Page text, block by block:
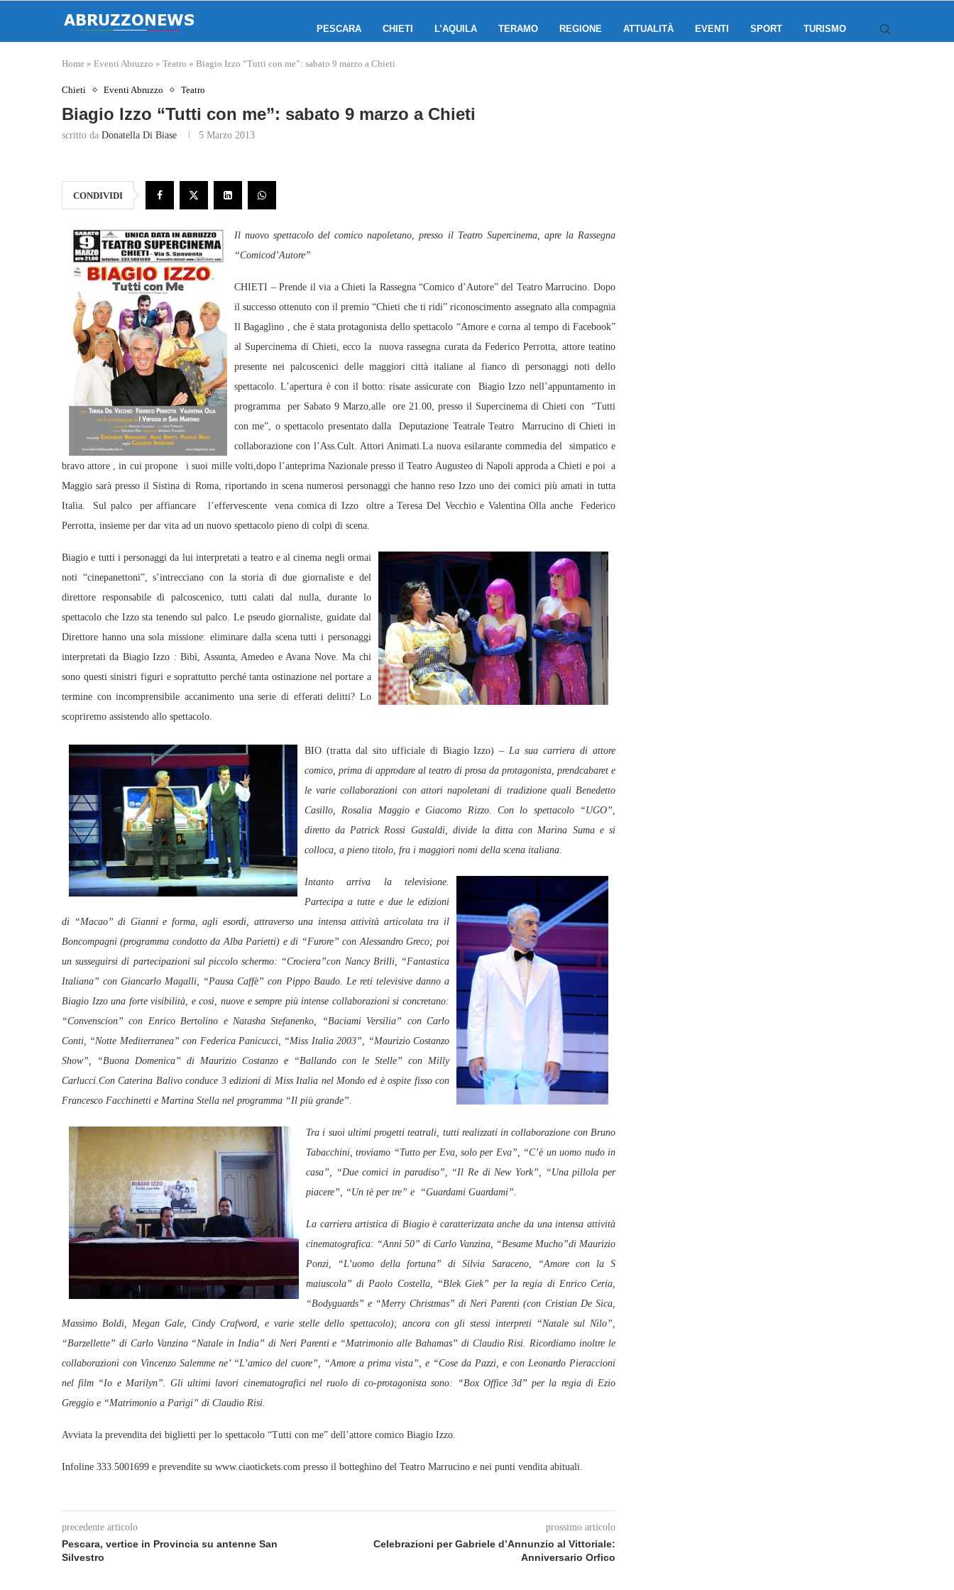
PESCARA CHIETI L’AQUILA TERAMO REGIONE ATTUALITÀ EVENTI SPORT TURISMO
Home » Eventi Abruzzo » Teatro » Biagio Izzo “Tutti con me”: sabato 9 marzo a Chieti
Chieti Eventi Abruzzo Teatro
Biagio Izzo “Tutti con me”: sabato 9 marzo a Chieti
scritto da Donatella Di Biase 5 Marzo 2013
CONDIVIDI
Il nuovo spettacolo del comico napoletano, presso il Teatro Supercinema, apre la Rassegna
“Comicod’Autore”
CHIETI – Prende il via a Chieti la Rassegna “Comico d’Autore” del Teatro Marrucino. Dopo
il successo ottenuto con il premio “Chieti che ti ridi” riconoscimento assegnato alla compagnia
Il Bagaglino , che è stata protagonista dello spettacolo “Amore e corna al tempo di Facebook”
al Supercinema di Chieti, ecco la nuova rassegna curata da Federico Perrotta, attore teatino
presente nei palcoscenici delle maggiori città italiane al fianco di personaggi noti dello
spettacolo. L’apertura è con il botto: risate assicurate con Biagio Izzo nell’appuntamento in
programma per Sabato 9 Marzo,alle ore 21.00, presso il Supercinema di Chieti con “Tutti
con me”, o spettacolo presentato dalla Deputazione Teatrale Teatro Marrucino di Chieti in
collaborazione con l’Ass.Cult. Attori Animati.La nuova esilarante commedia del simpatico e
bravo attore , in cui propone i suoi mille volti,dopo l’anteprima Nazionale presso il Teatro Augusteo di Napoli approda a Chieti e poi a
Maggio sarà presso il Sistina di Roma, riportando in scena numerosi personaggi che hanno reso Izzo uno dei comici più amati in tutta
Italia. Sul palco per affiancare l’effervescente vena comica di Izzo oltre a Teresa Del Vecchio e Valentina Olla anche Federico
Perrotta, insieme per dar vita ad un nuovo spettacolo pieno di colpi di scena.
Biagio e tutti i personaggi da lui interpretati a teatro e al cinema negli ormai
noti “cinepanettoni”, s’intrecciano con la storia di due giornaliste e del
direttore responsabile di palcoscenico, tutti calati dal nulla, durante lo
spettacolo che Izzo sta tenendo sul palco. Le pseudo giornaliste, guidate dal
Direttore hanno una sola missione: eliminare dalla scena tutti i personaggi
interpretati da Biagio Izzo : Bibì, Assunta, Amedeo e Avana Nove. Ma chi
sono questi sinistri figuri e soprattutto perché tanta ostinazione nel portare a
termine con incomprensibile accanimento una serie di efferati delitti? Lo
scopriremo assistendo allo spettacolo.
BIO (tratta dal sito ufficiale di Biagio Izzo) – La sua carriera di attore
comico, prima di approdare al teatro di prosa da protagonista, prendcabaret e
le varie collaborazioni con attori napoletani di tradizione quali Benedetto
Casillo, Rosalia Maggio e Giacomo Rizzo. Con lo spettacolo “UGO”,
diretto da Patrick Rossi Gastaldi, divide la ditta con Marina Suma e si
colloca, a pieno titolo, fra i maggiori nomi della scena italiana.
Intanto arriva la televisione.
Partecipa a tutte e due le edizioni
di “Macao” di Giannie forma, agli esordi, attraverso una intensa attività articolata tra il
Boncompagni (programma condotto da Alba Parietti) e di “Furore” con Alessandro Greco; poi
un susseguirsi di partecipazioni sul piccolo schermo: “Crociera”con Nancy Brilli, “Fantastica
Italiana” con Giancarlo Magalli, “Pausa Caffè” con Pippo Baudo. Le reti televisive danno a
Biagio Izzo una forte visibilità, e così, nuove e sempre più intense collaborazioni si concretano:
“Convenscion” con Enrico Bertolino e Natasha Stefanenko, “Baciami Versilia” con Carlo
Conti, “Notte Mediterranea” con Federica Panicucci, “Miss Italia 2003”, “Maurizio Costanzo
Show”, “Buona Domenica” di Maurizio Costanzo e “Ballando con le Stelle” con Milly
Carlucci.Con Caterina Balivo conduce 3 edizioni di Miss Italia nel Mondo ed è ospite fisso con
Francesco Facchinetti e Martina Stella nel programma “Il più grande”.
Tra i suoi ultimi progetti teatrali, tutti realizzati in collaborazione con Bruno
Tabacchini, troviamo “Tutto per Eva, solo per Eva”, “C’è un uomo nudo in
casa”, “Due comici in paradiso”, “Il Re di New York”, “Una pillola per
piacere”, “Un tè per tre” e “Guardami Guardami”.
La carriera artistica di Biagio è caratterizzata anche da una intensa attività
cinematografica: “Anni 50” di Carlo Vanzina, “Besame Mucho”di Maurizio
Ponzi, “L’uomo della fortuna” di Silvia Saraceno,
“Amore con la S
maiuscola” di Paolo Costella, “Blek Giek” per la regia di Enrico Ceria,
“Bodyguards” e “Merry Christmas” di Neri Parenti (con Cristian De Sica,
Massimo Boldi, Megan Gale, Cindy Crafword, e varie stelle dello spettacolo); ancora con gli stessi interpreti “Natale sul Nilo”,
“Barzellette” di Carlo Vanzina “Natale in India” di Neri Parenti e “Matrimonio alle Bahamas” di Claudio Risi. Ricordiamo inoltre le
collaborazioni con Vincenzo Salemme ne’ “L’amico del cuore”, “Amore a prima vista”, e “Cose da Pazzi, e con Leonardo Pieraccioni
nel film “Io e Marilyn”. Gli ultimi lavori cinematografici nel ruolo di co-protagonista sono: “Box Office 3d” per la regia di Ezio
Greggio e “Matrimonio a Parigi” di Claudio Risi.
Avviata la prevendita dei biglietti per lo spettacolo “Tutti con me” dell’attore comico Biagio Izzo.
Infoline 333.5001699 e prevendite su www.ciaotickets.com presso il botteghino del Teatro Marrucino e nei punti vendita abituali.
precedente articolo
Pescara, vertice in Provincia su antenne San
Silvestro
prossimo articolo
Celebrazioni per Gabriele d’Annunzio al Vittoriale:
Anniversario Orfico